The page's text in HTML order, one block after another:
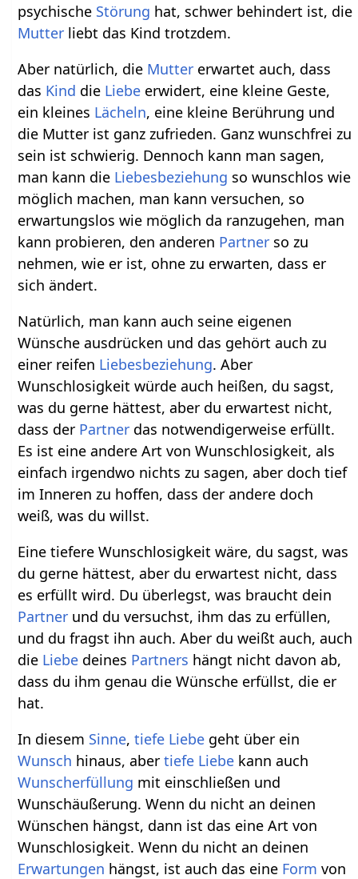
psychische Störung hat, schwer behindert ist, die
Mutter liebt das Kind trotzdem.
Aber natürlich, die Mutter erwartet auch, dass
das Kind die Liebe erwidert, eine kleine Geste,
ein kleines Lächeln, eine kleine Berührung und
die Mutter ist ganz zufrieden. Ganz wunschfrei zu
sein ist schwierig. Dennoch kann man sagen,
man kann die Liebesbeziehung so wunschlos wie
möglich machen, man kann versuchen, so
erwartungslos wie möglich da ranzugehen, man
kann probieren, den anderen Partner so zu
nehmen, wie er ist, ohne zu erwarten, dass er
sich ändert.
Natürlich, man kann auch seine eigenen
Wünsche ausdrücken und das gehört auch zu
einer reifen Liebesbeziehung. Aber
Wunschlosigkeit würde auch heißen, du sagst,
was du gerne hättest, aber du erwartest nicht,
dass der Partner das notwendigerweise erfüllt.
Es ist eine andere Art von Wunschlosigkeit, als
einfach irgendwo nichts zu sagen, aber doch tief
im Inneren zu hoffen, dass der andere doch
weiß, was du willst.
Eine tiefere Wunschlosigkeit wäre, du sagst, was
du gerne hättest, aber du erwartest nicht, dass
es erfüllt wird. Du überlegst, was braucht dein
Partner und du versuchst, ihm das zu erfüllen,
und du fragst ihn auch. Aber du weißt auch, auch
die Liebe deines Partners hängt nicht davon ab,
dass du ihm genau die Wünsche erfüllst, die er
hat.
In diesem Sinne,tiefe Liebe geht über ein
Wunsch hinaus, abertiefe Liebe kann auch
Wunscherfüllung mit einschließen und
Wunschäußerung. Wenn du nicht an deinen
Wünschen hängst, dann ist das eine Art von
Wunschlosigkeit. Wenn du nicht an deinen
Erwartungen hängst, ist auch das eine Form von